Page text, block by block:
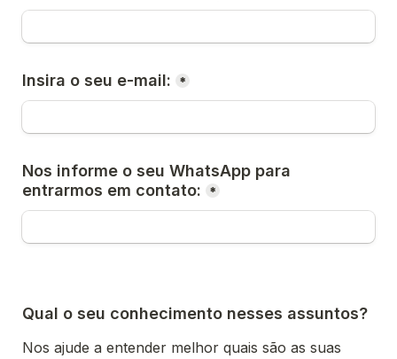
Insira o seu e-mail: *
Nos informe o seu WhatsApp para
entrarmos em contato:
*
Qual o seu conhecimento nesses assuntos?
Nos ajude a entender melhor quais são as suas